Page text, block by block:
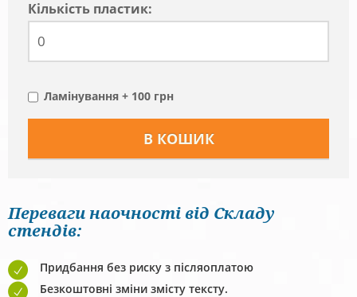
Кiлькiсть пластик:
Ламінування + 100 грн
Переваги наочності від Складу
стендів:
Придбання без риску з післяоплатою
Безкоштовні зміни змісту тексту.